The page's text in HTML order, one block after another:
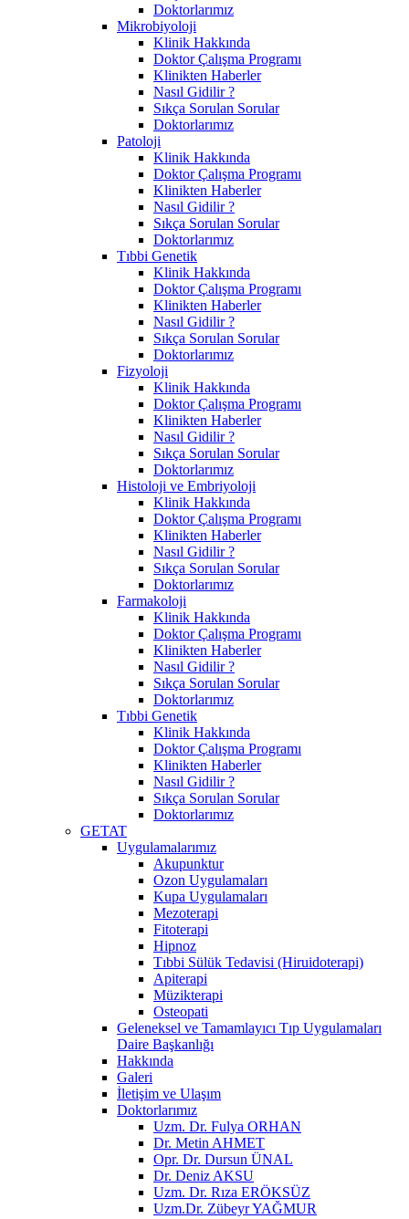
Doktorlarımız
Mikrobiyoloji
Klinik Hakkında
Doktor Çalışma Programı
Klinikten Haberler
Nasıl Gidilir ?
Sıkça Sorulan Sorular
Doktorlarımız
Patoloji
Klinik Hakkında
Doktor Çalışma Programı
Klinikten Haberler
Nasıl Gidilir ?
Sıkça Sorulan Sorular
Doktorlarımız
Tıbbi Genetik
Klinik Hakkında
Doktor Çalışma Programı
Klinikten Haberler
Nasıl Gidilir ?
Sıkça Sorulan Sorular
Doktorlarımız
Fizyoloji
Klinik Hakkında
Doktor Çalışma Programı
Klinikten Haberler
Nasıl Gidilir ?
Sıkça Sorulan Sorular
Doktorlarımız
Histoloji ve Embriyoloji
Klinik Hakkında
Doktor Çalışma Programı
Klinikten Haberler
Nasıl Gidilir ?
Sıkça Sorulan Sorular
Doktorlarımız
Farmakoloji
Klinik Hakkında
Doktor Çalışma Programı
Klinikten Haberler
Nasıl Gidilir ?
Sıkça Sorulan Sorular
Doktorlarımız
Tıbbi Genetik
Klinik Hakkında
Doktor Çalışma Programı
Klinikten Haberler
Nasıl Gidilir ?
Sıkça Sorulan Sorular
Doktorlarımız
GETAT
Uygulamalarımız
Akupunktur
Ozon Uygulamaları
Kupa Uygulamaları
Mezoterapi
Fitoterapi
Hipnoz
Tıbbi Sülük Tedavisi (Hiruidoterapi)
Apiterapi
Müzikterapi
Osteopati
Geleneksel ve Tamamlayıcı Tıp Uygulamaları
Daire Başkanlığı
Hakkında
Galeri
İletişim ve Ulaşım
Doktorlarımız
Uzm. Dr. Fulya ORHAN
Dr. Metin AHMET
Opr. Dr. Dursun ÜNAL
Dr. Deniz AKSU
Uzm. Dr. Rıza ERÖKSÜZ
Uzm.Dr. Zübeyr YAĞMUR